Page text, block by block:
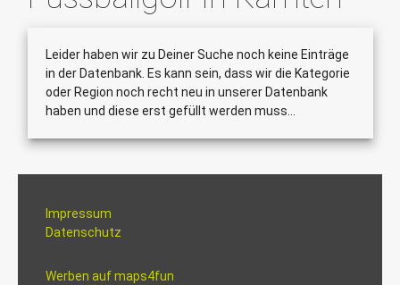
Leider haben wir zu Deiner Suche noch keine Einträge
in der Datenbank. Es kann sein, dass wir die Kategorie
oder Region noch recht neu in unserer Datenbank
haben und diese erst gefüllt werden muss...
Impressum
Datenschutz
Werben auf maps4fun